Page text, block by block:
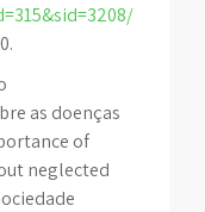
as doenças
of
neglected